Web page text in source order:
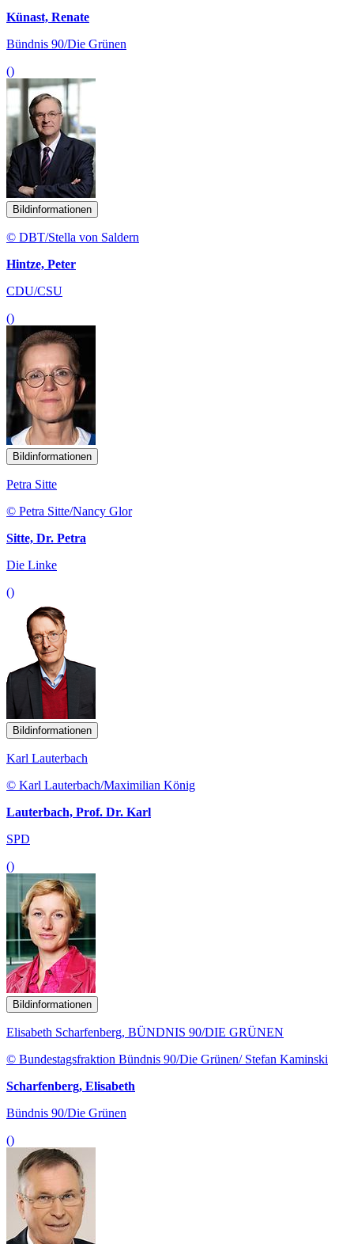
Künast, Renate
Bündnis 90/Die Grünen
()
Bildinformationen
© DBT/Stella von Saldern
Hintze, Peter
CDU/CSU
()
Bildinformationen
Petra Sitte
© Petra Sitte/Nancy Glor
Sitte, Dr. Petra
Die Linke
()
Bildinformationen
Karl Lauterbach
© Karl Lauterbach/Maximilian König
Lauterbach, Prof. Dr. Karl
SPD
()
Bildinformationen
Elisabeth Scharfenberg, BÜNDNIS 90/DIE GRÜNEN
© Bundestagsfraktion Bündnis 90/Die Grünen/ Stefan Kaminski
Scharfenberg, Elisabeth
Bündnis 90/Die Grünen
()